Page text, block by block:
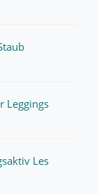
Leggings
Les